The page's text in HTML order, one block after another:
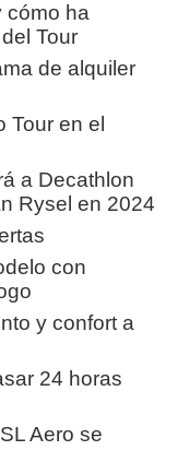
cómo ha
Tour
de alquiler
en el
a Decathlon
Rysel en 2024
con
y confort a
24 horas
Aero se